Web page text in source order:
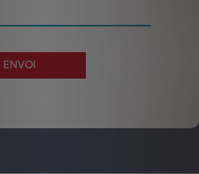
ENVOI